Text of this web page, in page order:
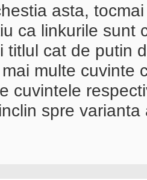
asta,
ca linkurile sunt
titlul cat de putin
multe cuvinte
cuvintele
spre